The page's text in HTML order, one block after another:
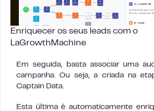
Enriquecer os seus leads com o
LaGrowthMachine
Em seguida, basta associar uma
campanha. Ou seja, a criada na
Captain Data.
Esta última é automaticamente